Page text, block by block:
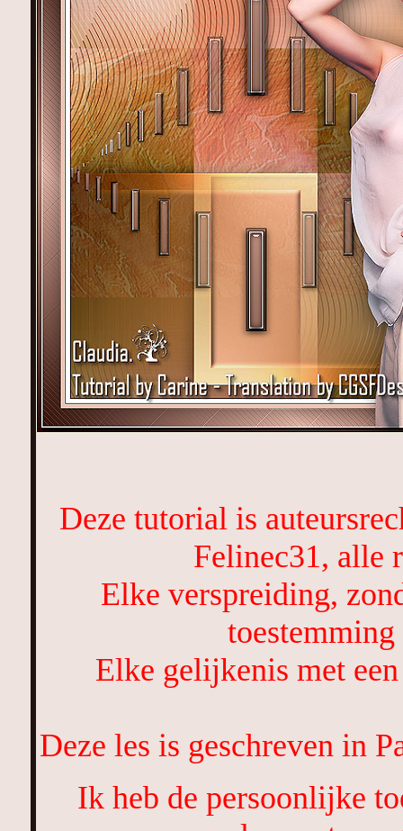
Deze tutorial is
Felinec31, alle
Elke verspreiding,
Elke gelijkenis met
Deze les is geschreven in
Ik heb de persoonlijke